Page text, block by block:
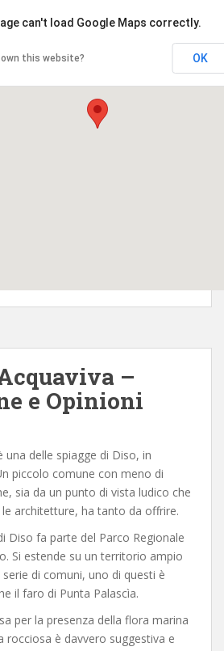
can't load Google Maps correctly.
own this website? OK
–
e Opinioni
una delle spiagge di Diso, in
piccolo comune con meno di
sia da un punto di vista ludico che
architetture, ha tanto da offrire.
Diso fa parte del Parco Regionale
Si estende su un territorio ampio
di comuni, uno di questi è
il faro di Punta Palascìa.
per la presenza della flora marina
rocciosa è davvero suggestiva e